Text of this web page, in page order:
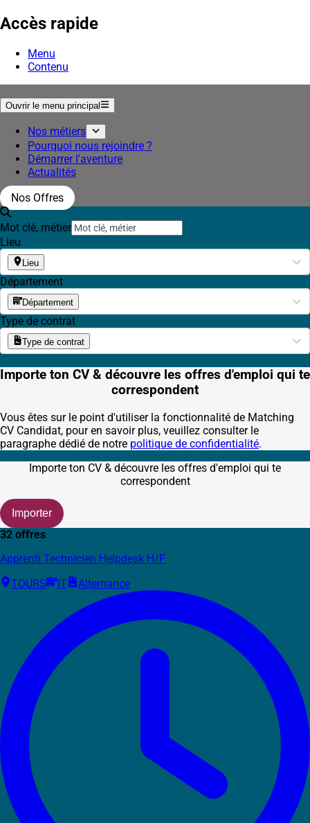
Accès rapide
Menu
Contenu
Ouvrir le menu principal
Nos métiers
Pourquoi nous rejoindre ?
Démarrer l'aventure
Actualités
Nos Offres
Mot clé, métier
Lieu
Lieu
Département
Département
Type de contrat
Type de contrat
Importe ton CV & découvre les offres d'emploi qui te
correspondent
Vous êtes sur le point d'utiliser la fonctionnalité de Matching
CV Candidat, pour en savoir plus, veuillez consulter le
paragraphe dédié de notre politique de confidentialité.
Importe ton CV & découvre les offres d'emploi qui te
correspondent
Importer
32 offres
Apprenti Technicien Helpdesk H/F
TOURS
IT Alternance